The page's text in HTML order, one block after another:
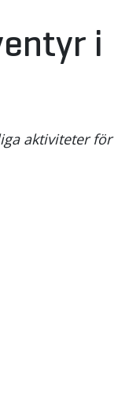
i
aktiviteter för